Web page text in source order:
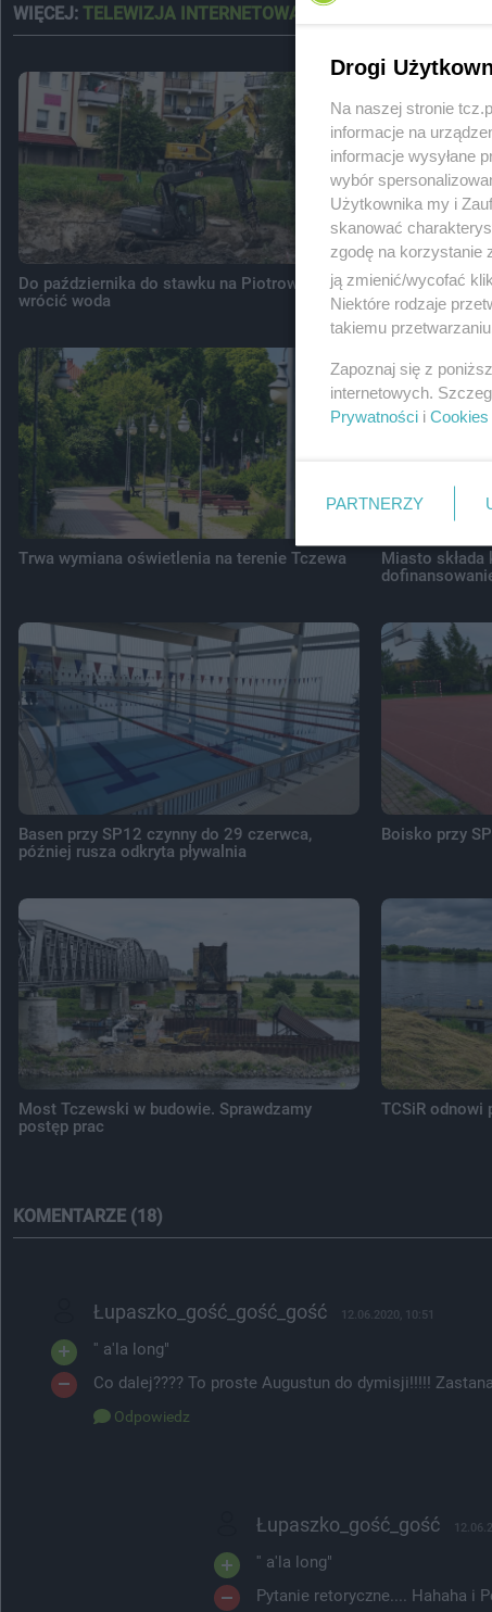
WIĘCEJ: TELEWIZJA INTERNETOWA
Do października do stawku na Piotrowie ma
wrócić woda
Egzamin
dzieci z
Trwa wymiana oświetlenia na terenie Tczewa
Miasto
Basen przy SP12 czynny do 29 czerwca,
później rusza odkryta pływalnia
Boisko przy
Most Tczewski w budowie. Sprawdzamy
postęp prac
TCSiR odnowi
KOMENTARZE (18)
Łupaszko_gość_gość_gość 12.06.2020, 10:51
'' a'la long"
Co dalej???? To proste Augustun do dymisji!!!!!
Odpowiedz
Łupaszko_gość_gość
'' a'la long"
Pytanie retoryczne.... Hahaha i
Drogi
Na naszej stronie
informacje na
informacje wysyłane
wybór
Użytkownika my i
skanować
zgodę na korzystanie
ją zmienić/wycofać
Niektóre rodzaje
takiemu
Zapoznaj się z
internetowych.
Prywatności i Cookies
PARTNERZY